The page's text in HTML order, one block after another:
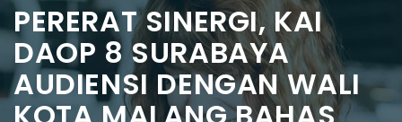
PERERAT SINERGI, KAI
DAOP 8 SURABAYA
AUDIENSI DENGAN WALI